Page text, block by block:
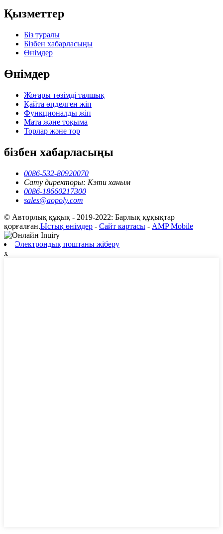
Қызметтер
Біз туралы
Бізбен хабарласыңы
Өнімдер
Өнімдер
Жоғары төзімді талшық
Қайта өңделген жіп
Функционалды жіп
Мата және тоқыма
Торлар және тор
бізбен хабарласыңы
0086-532-80920070
Сату директоры: Кэти ханым
0086-18660217300
sales@aopoly.com
© Авторлық құқық - 2019-2022: Барлық құқықтар
қорғалған.Ыстық өнімдер - Сайт картасы - AMP Mobile
Электрондық поштаны жіберу
x